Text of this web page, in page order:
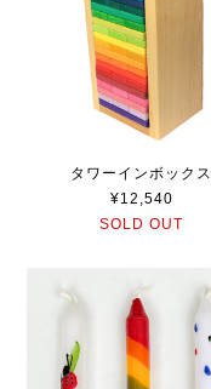
タワーインボックス
¥12,540
SOLD OUT